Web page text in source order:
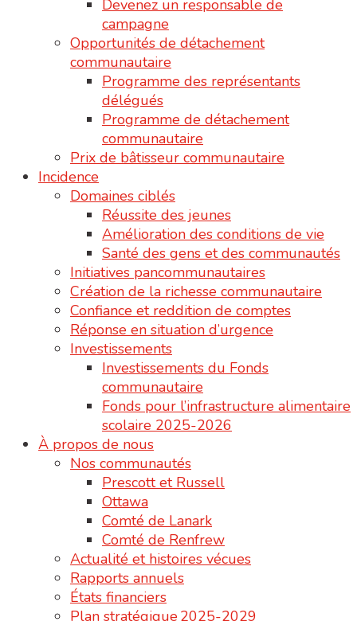
Devenez un responsable de
campagne
Opportunités de détachement
communautaire
Programme des représentants
délégués
Programme de détachement
communautaire
Prix de bâtisseur communautaire
Incidence
Domaines ciblés
Réussite des jeunes
Amélioration des conditions de vie
Santé des gens et des communautés
Initiatives pancommunautaires
Création de la richesse communautaire
Confiance et reddition de comptes
Réponse en situation d’urgence
Investissements
Investissements du Fonds
communautaire
Fonds pour l’infrastructure alimentaire
scolaire 2025-2026
À propos de nous
Nos communautés
Prescott et Russell
Ottawa
Comté de Lanark
Comté de Renfrew
Actualité et histoires vécues
Rapports annuels
États financiers
Plan stratégique 2025-2029